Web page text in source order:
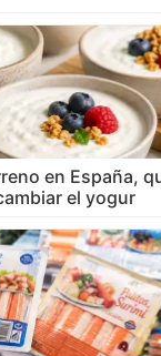
en España,
el yogur